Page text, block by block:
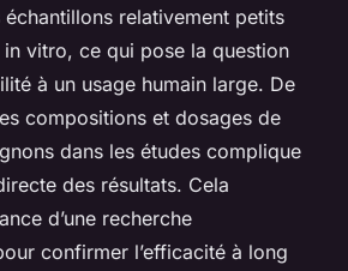
échantillons relativement petits
vitro, ce qui pose la question
à un usage humain large. De
compositions et dosages de
dans les études complique
des résultats. Cela
d’une recherche
confirmer l’efficacité à long